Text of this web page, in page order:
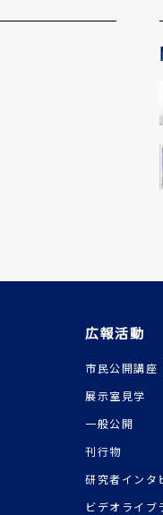
広報活動
市民公開講座
展示室見学
一般公開
刊行物
研究者インタ
ビデオライブ